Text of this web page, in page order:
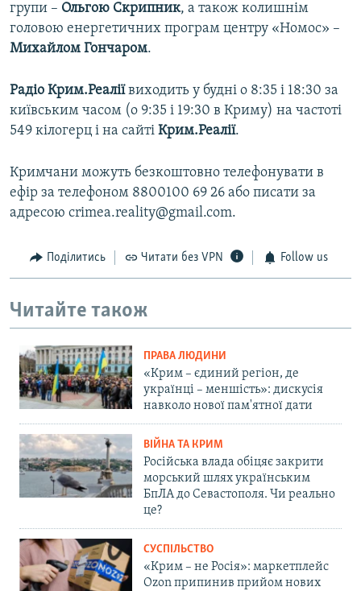
групи – Ольгою Скрипник, а також колишнім
головою енергетичних програм центру «Номос» –
Михайлом Гончаром.
Радіо Крим.Реаліївиходить у будні о 8:35 і 18:30 за
київським часом (о 9:35 і 19:30 в Криму) на частоті
549 кілогерц і на сайті Крим.Реалії.
Кримчани можуть безкоштовно телефонувати в
ефір за телефоном 8800100 69 26 або писати за
адресою crimea.reality@gmail.com.
Поділитись Читати без VPN Follow us
Читайте також
ПРАВА ЛЮДИНИ
«Крим – єдиний регіон, де
українці – меншість»: дискусія
навколо нової пам'ятної дати
ВІЙНА ТА КРИМ
Російська влада обіцяє закрити
морський шлях українським
БпЛА до Севастополя. Чи реально
це?
СУСПІЛЬСТВО
«Крим – не Росія»: маркетплейс
Ozon припинив прийом нових